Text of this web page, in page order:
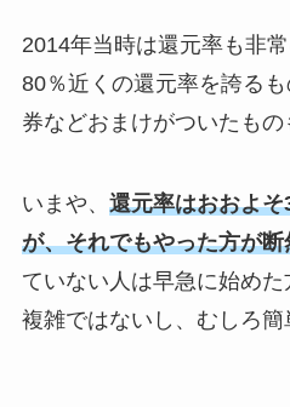
2014年当時は還元率も非
80％近くの還元率を誇る
券などおまけがついたもの
いまや、 還元率はおおよ
が、それでもやった方が
ていない人は早急に始め
複雑ではないし、むしろ簡